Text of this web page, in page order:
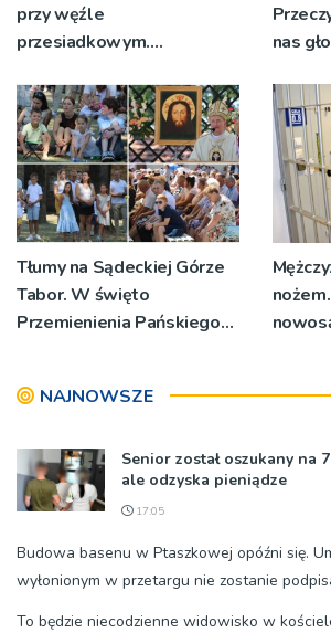
przy węźle
przesiadkowym.
miejsc
nas
Tłumy na Sądeckiej Górze
Tabor. W święto
Przemienienia Pańskiego
[ZDJĘCIA]
NAJNOWSZE
Senior został oszukany na
ale odzyska pieniądze
17:05
Budowa basenu w Ptaszkowej opóźni się.
wyłonionym w przetargu nie zostanie
To będzie niecodzienne widowisko w